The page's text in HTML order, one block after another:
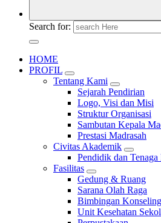
Search for:
HOME
PROFIL
Tentang Kami
Sejarah Pendirian
Logo, Visi dan Misi
Struktur Organisasi
Sambutan Kepala
Prestasi Madrasah
Civitas Akademik
Pendidik dan
Fasilitas
Gedung & Ruang
Sarana Olah Raga
Bimbingan Konseling
Unit Kesehatan